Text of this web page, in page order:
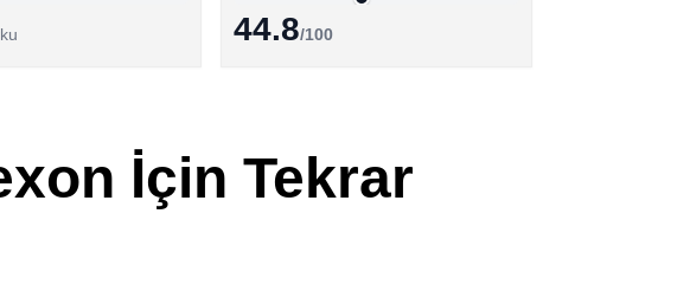
Altcoin Haberleri
44.8/100
İçin Tekrar